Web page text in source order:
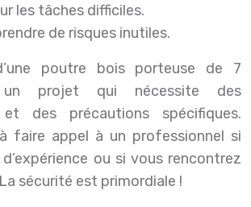
les tâches difficiles.
de risques inutiles.
poutre bois porteuse de 7
projet qui nécessite des
et des précautions spécifiques.
faire appel à un professionnel si
ou si vous rencontrez
sécurité est primordiale !